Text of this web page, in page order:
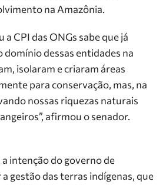
na Amazônia.
CPI das ONGs sabe que já
domínio dessas entidades na
isolaram e criaram áreas
para conservação, mas, na
nossas riquezas naturais
afirmou o senador.
intenção do governo de
gestão das terras indígenas, que